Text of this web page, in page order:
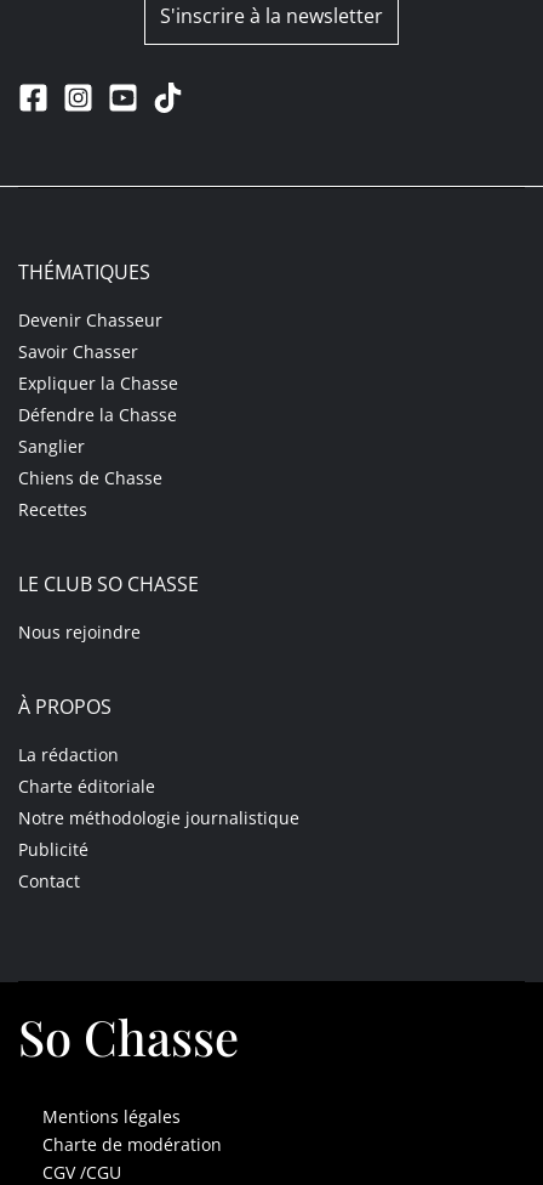
S'inscrire à la newsletter
THÉMATIQUES
Devenir Chasseur
Savoir Chasser
Expliquer la Chasse
Défendre la Chasse
Sanglier
Chiens de Chasse
Recettes
LE CLUB SO CHASSE
Nous rejoindre
À PROPOS
La rédaction
Charte éditoriale
Notre méthodologie journalistique
Publicité
Contact
So Chasse
Mentions légales
Charte de modération
CGV /CGU